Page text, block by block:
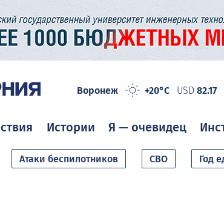
Воронеж +20°C USD 82.17
Истории Я — очевидец
Атаки беспилотников СВО Год